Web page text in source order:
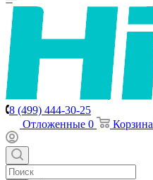
8 (499) 444-30-25
Отложенные 0 Корзина